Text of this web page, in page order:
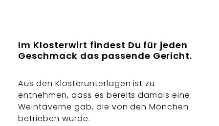
Im Klosterwirt findest Du für jeden
Geschmack das passende Gericht.
Aus den Klosterunterlagen ist zu
entnehmen, dass es bereits damals eine
Weintaverne gab, die von den Mönchen
betrieben wurde.